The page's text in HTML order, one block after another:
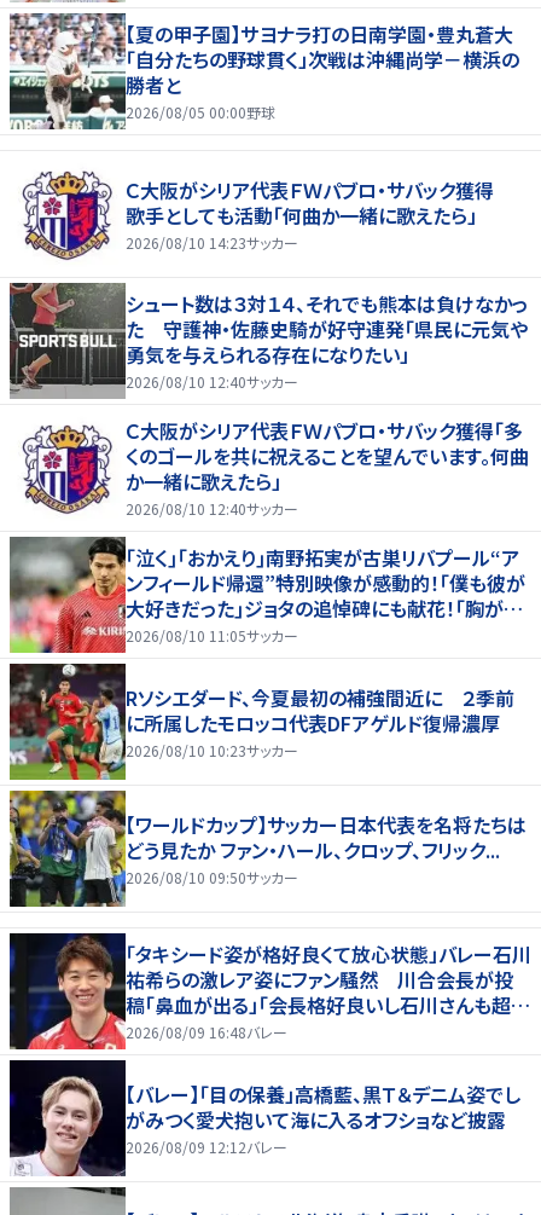
【夏の甲子園】サヨナラ打の日南学園・豊丸蒼大
「自分たちの野球貫く」次戦は沖縄尚学－横浜の
勝者と
2026/08/05 00:00野球
Ｃ大阪がシリア代表ＦＷパブロ・サバック獲得
歌手としても活動「何曲か一緒に歌えたら」
2026/08/10 14:23サッカー
シュート数は３対１４、それでも熊本は負けなかっ
た 守護神・佐藤史騎が好守連発「県民に元気や
勇気を与えられる存在になりたい」
2026/08/10 12:40サッカー
Ｃ大阪がシリア代表ＦＷパブロ・サバック獲得「多
くのゴールを共に祝えることを望んでいます。何曲
か一緒に歌えたら」
2026/08/10 12:40サッカー
｢泣く｣｢おかえり｣南野拓実が古巣リバプール“ア
ンフィールド帰還”特別映像が感動的！｢僕も彼が
大好きだった｣ジョタの追悼碑にも献花！｢胸が熱
くなります…｣
2026/08/10 11:05サッカー
Rソシエダード、今夏最初の補強間近に ２季前
に所属したモロッコ代表DFアゲルド復帰濃厚
2026/08/10 10:23サッカー
【ワールドカップ】サッカー日本代表を名将たちは
どう見たか ファン・ハール、クロップ、フリック...
2026/08/10 09:50サッカー
「タキシード姿が格好良くて放心状態」バレー石川
祐希らの激レア姿にファン騒然 川合会長が投
稿「鼻血が出る」「会長格好良いし石川さんも超格
好いい」
2026/08/09 16:48バレー
【バレー】「目の保養」高橋藍、黒Ｔ＆デニム姿でし
がみつく愛犬抱いて海に入るオフショなど披露
2026/08/09 12:12バレー